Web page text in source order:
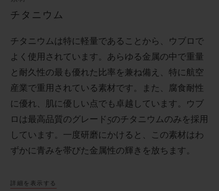
チタニウム
チタニウムは特に軽量であることから、ウブロで
よく使用されています。あらゆる金属の中で重量
と耐久性の最も優れた比率を兼ね備え、特に航空
産業で重用されている素材です。また、腐食耐性
に優れ、肌に優しい点でも卓越しています。ウブ
ロは最高品質のグレード 5のチタニウムのみを採用
しています。一度研磨にかけると、この素材はわ
ずかに青みを帯びた金属性の輝きを放ちます。
詳細を表示する